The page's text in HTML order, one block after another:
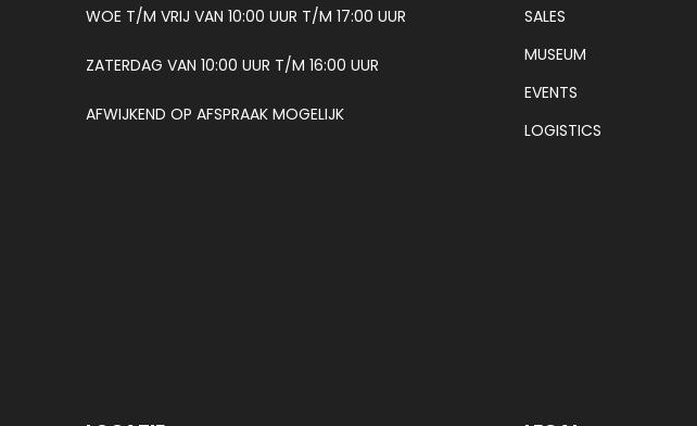
WOE T/M VRIJ VAN 10:00 UUR T/M 17:00 UUR
ZATERDAG VAN 10:00 UUR T/M 16:00 UUR
AFWIJKEND OP AFSPRAAK MOGELIJK
SALES
MUSEUM
EVENTS
LOGISTICS